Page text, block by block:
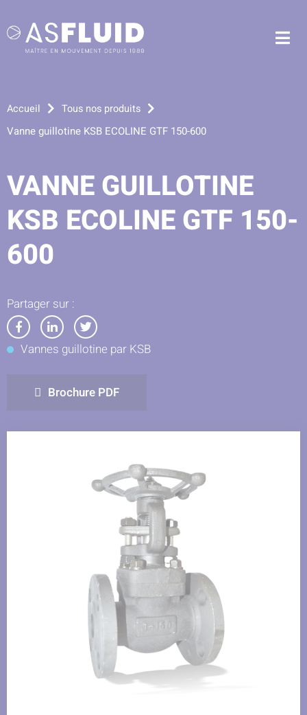
Aller à la recherche
Accueil Tous nos produits
Vanne guillotine KSB ECOLINE GTF 150-600
VANNE GUILLOTINE
KSB ECOLINE GTF 150-
600
Partager sur :
Partager
sur
Partager
sur
Partager
sur
Vannes guillotine par KSB
Brochure PDF